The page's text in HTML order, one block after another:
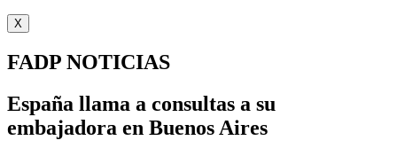
X
FADP NOTICIAS
España llama a consultas a su
embajadora en Buenos Aires